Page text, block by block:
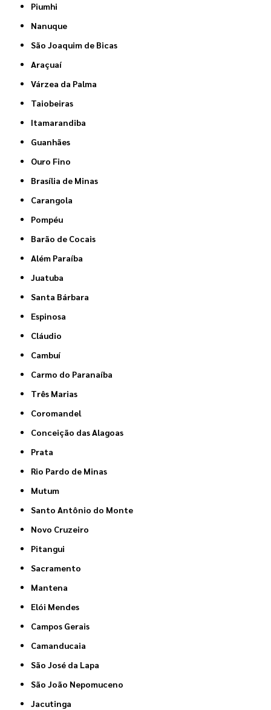
Piumhi
Nanuque
São Joaquim de Bicas
Araçuaí
Várzea da Palma
Taiobeiras
Itamarandiba
Guanhães
Ouro Fino
Brasília de Minas
Carangola
Pompéu
Barão de Cocais
Além Paraíba
Juatuba
Santa Bárbara
Espinosa
Cláudio
Cambuí
Carmo do Paranaíba
Três Marias
Coromandel
Conceição das Alagoas
Prata
Rio Pardo de Minas
Mutum
Santo Antônio do Monte
Novo Cruzeiro
Pitangui
Sacramento
Mantena
Elói Mendes
Campos Gerais
Camanducaia
São José da Lapa
São João Nepomuceno
Jacutinga